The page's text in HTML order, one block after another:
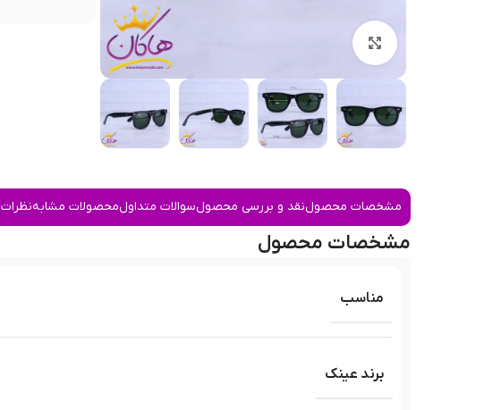
مشخصات محصولنقد و بررسی محصولسوالات متداولمحصولات مشابهنظرات
مشخصات محصول
مناسب
برند عینک